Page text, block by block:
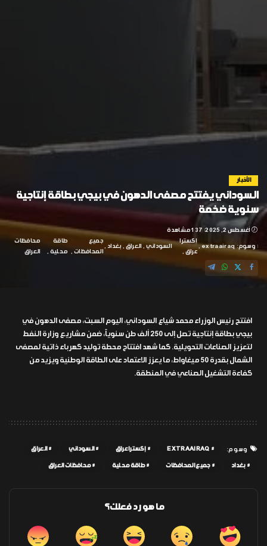
الأخبار
السوداني يفتتح مصفى الدهون في بيجي بطاقة إنتاجية
سنوية ضخمة
أغسطس 2, 2025 137 مشاهدة
وسوم: extraairaq
إكسترا
عراق
السوداني العراق بغداد
جميع
المحافظات
طاقة
محلية
محافظات
العراق
افتتح رئيس الوزراء محمد شياع السوداني، اليوم السبت، مصفى الدهون في
بيجي بطاقة إنتاجية تصل إلى 250 ألف طن سنوياً، ضمن مشاريع وزارة النفط
لتعزيز الصناعات التحويلية. كما شهد افتتاح محطة توليد كهرباء ذاتية لمصفى
الشمال بقدرة 50 ميغاواط، ما يعزز الاعتماد على الطاقة الوطنية ويزيد من
كفاءة التشغيل الصناعي في المنطقة.
وسوم: EXTRAAIRAQ إكسترا عراق السوداني العراق
بغداد جميع المحافظات طاقة محلية محافظات العراق
ما هو رد فعلك؟